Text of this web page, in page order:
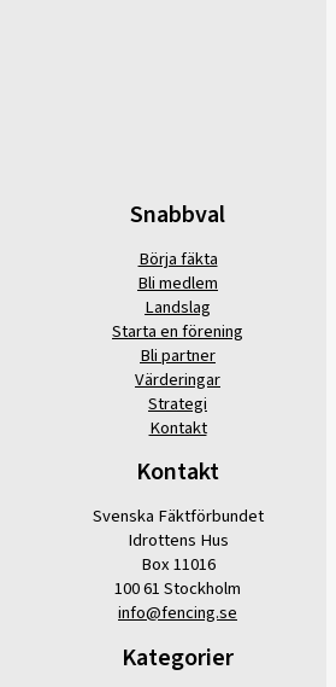
Snabbval
Börja fäkta
Bli medlem
Landslag
Starta en förening
Bli partner
Värderingar
Strategi
Kontakt
Kontakt
Svenska Fäktförbundet
Idrottens Hus
Box 11016
100 61 Stockholm
info@fencing.se
Kategorier